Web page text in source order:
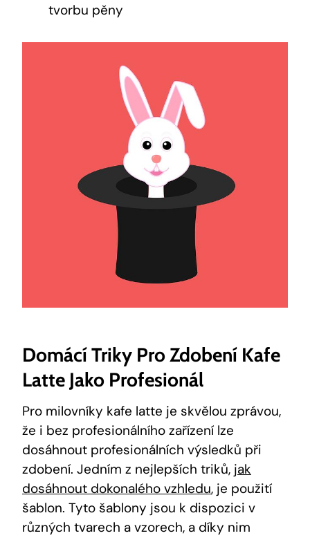
tvorbu pěny
Domácí Triky Pro Zdobení Kafe
Latte Jako Profesionál
Pro milovníky kafe latte‌ je skvělou zprávou,
že i bez profesionálního zařízení lze
dosáhnout ⁤profesionálních výsledků při
zdobení. Jedním z nejlepších triků, ⁣ jak
dosáhnout dokonalého vzhledu, je použití‌
šablon. ​Tyto šablony jsou k ⁤dispozici v
různých tvarech a vzorech, a ⁣díky nim